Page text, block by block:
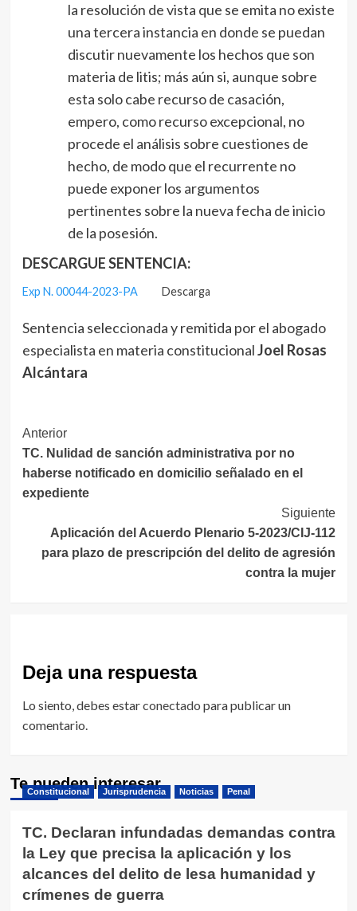
la resolución de vista que se emita no existe
una tercera instancia en donde se puedan
discutir nuevamente los hechos que son
materia de litis; más aún si, aunque sobre
esta solo cabe recurso de casación,
empero, como recurso excepcional, no
procede el análisis sobre cuestiones de
hecho, de modo que el recurrente no
puede exponer los argumentos
pertinentes sobre la nueva fecha de inicio
de la posesión.
DESCARGUE SENTENCIA:
Exp N. 00044-2023-PA Descarga
Sentencia seleccionada y remitida por el abogado
especialista en materia constitucionalJoel Rosas
Alcántara
Navegación
de
entradas
Anterior
TC. Nulidad de sanción administrativa por no
haberse notificado en domicilio señalado en el
expediente
Siguiente
Aplicación del Acuerdo Plenario 5-2023/CIJ-112
para plazo de prescripción del delito de agresión
contra la mujer
Deja una respuesta
Lo siento, debes estarconectado para publicar un
comentario.
Te pueden interesar
Constitucional Jurisprudencia Noticias Penal
TC. Declaran infundadas demandas contra
la Ley que precisa la aplicación y los
alcances del delito de lesa humanidad y
crímenes de guerra